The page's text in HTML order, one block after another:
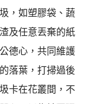
，如塑膠袋、蔬
及任意丟棄的紙
德心，共同維護
落葉，打掃過後
卡在花叢間，不